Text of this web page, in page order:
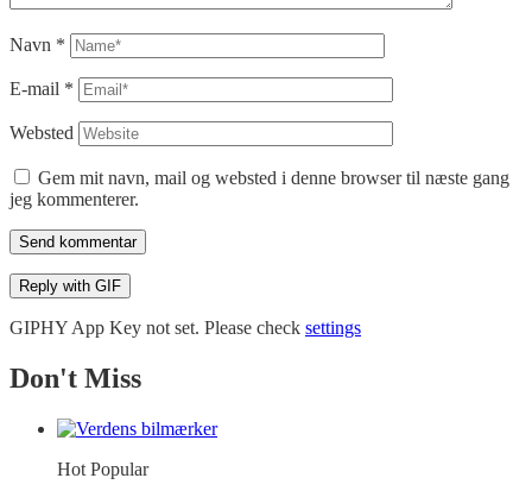
Navn *
E-mail *
Websted
Gem mit navn, mail og websted i denne browser til næste gang
jeg kommenterer.
Send kommentar
Reply with GIF
GIPHY App Key not set. Please check settings
Don't Miss
Hot Popular